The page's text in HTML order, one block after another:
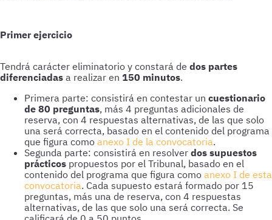
Primer ejercicio
Tendrá carácter eliminatorio y constará de dos partes
diferenciadas a realizar en 150 minutos.
Primera parte: consistirá en contestar un cuestionario
de 80 preguntas, más 4 preguntas adicionales de
reserva, con 4 respuestas alternativas, de las que solo
una será correcta, basado en el contenido del programa
que figura como anexo I de la convocatoria.
Segunda parte: consistirá en resolver dos supuestos
prácticos propuestos por el Tribunal, basado en el
contenido del programa que figura como anexo I de esta
convocatoria. Cada supuesto estará formado por 15
preguntas, más una de reserva, con 4 respuestas
alternativas, de las que solo una será correcta. Se